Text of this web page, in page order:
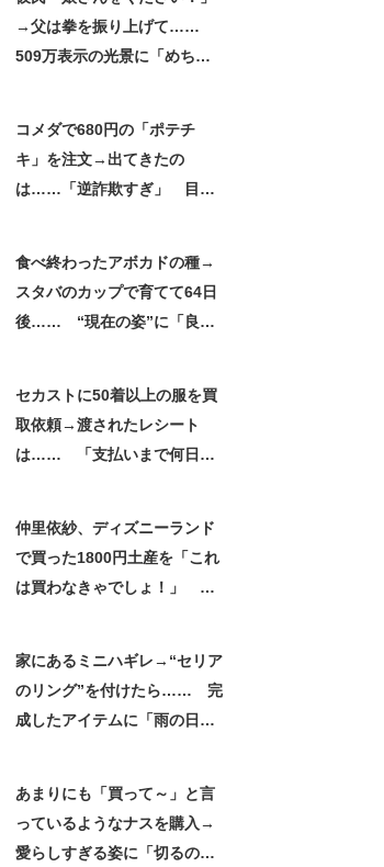
→父は拳を振り上げて……
509万表示の光景に「めちゃ
コメダで680円の「ポテチ
キ」を注文→出てきたの
は……「逆詐欺すぎ」 目を
食べ終わったアボカドの種→
スタバのカップで育てて64日
後…… “現在の姿”に「良さ
セカストに50着以上の服を買
取依頼→渡されたレシート
は…… 「支払いまで何日か
仲里依紗、ディズニーランド
で買った1800円土産を「これ
は買わなきゃでしょ！」
家にあるミニハギレ→“セリア
のリング”を付けたら…… 完
成したアイテムに「雨の日で
あまりにも「買って～」と言
っているようなナスを購入→
愛らしすぎる姿に「切るのが